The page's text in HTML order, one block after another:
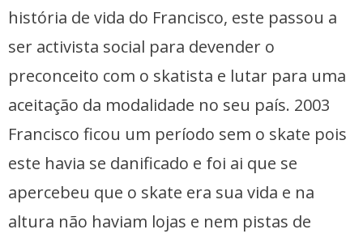
história de vida do Francisco, este passou a
ser activista social para devender o
preconceito com o skatista e lutar para uma
aceitação da modalidade no seu país. 2003
Francisco ficou um período sem o skate pois
este havia se danificado e foi ai que se
apercebeu que o skate era sua vida e na
altura não haviam lojas e nem pistas de